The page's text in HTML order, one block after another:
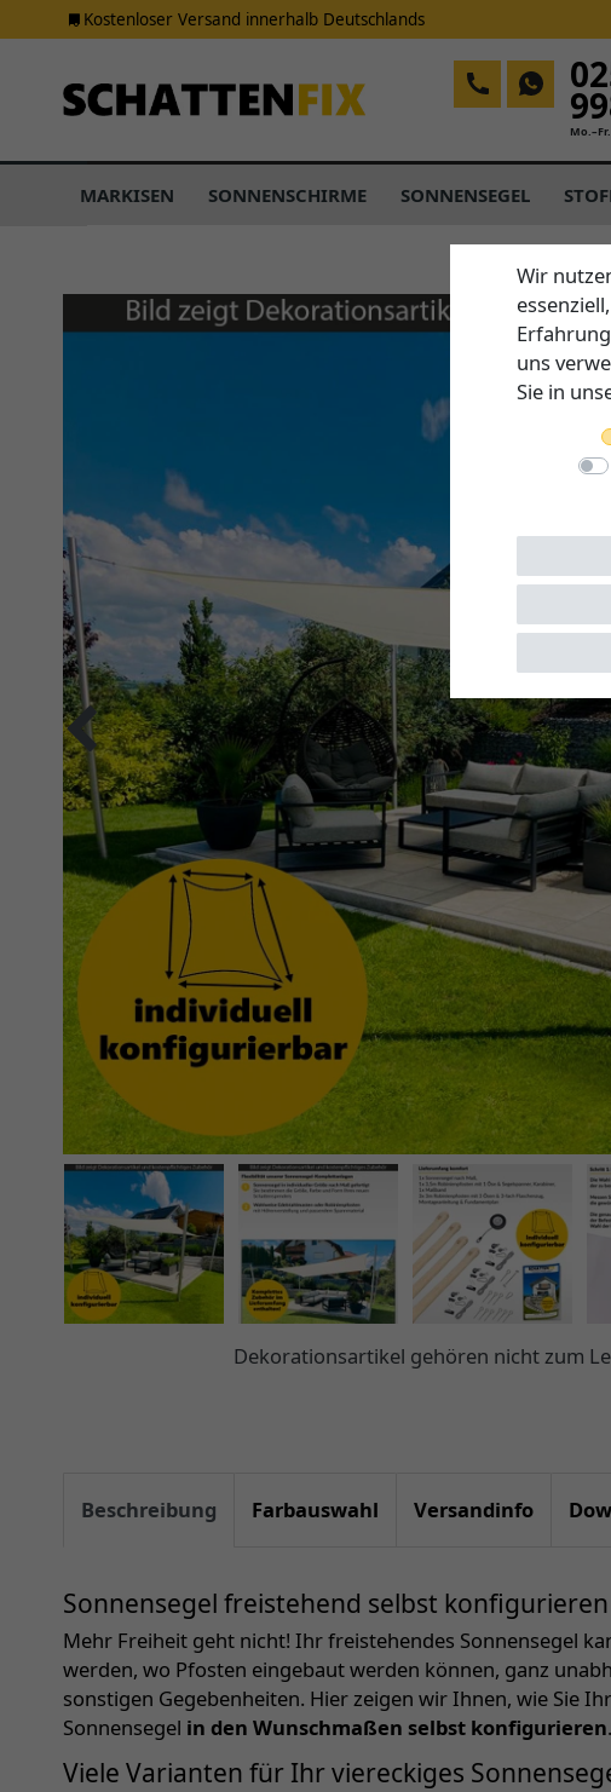
Kostenloser Versand innerhalb Deutschlands
MARKISEN SONNENSCHIRME SONNENSEGEL
Dekorationsartikel gehören nicht zum
Beschreibung Farbauswahl Versandinfo
Sonnensegel freistehend selbst konfigurieren
Mehr Freiheit geht nicht! Ihr freistehendes Sonnensegel
werden, wo Pfosten eingebaut werden können, ganz
sonstigen Gegebenheiten. Hier zeigen wir Ihnen, wie Sie
Sonnensegel in den Wunschmaßen selbst konfigurieren.
Viele Varianten für Ihr viereckiges
Wir
uns
Sie in